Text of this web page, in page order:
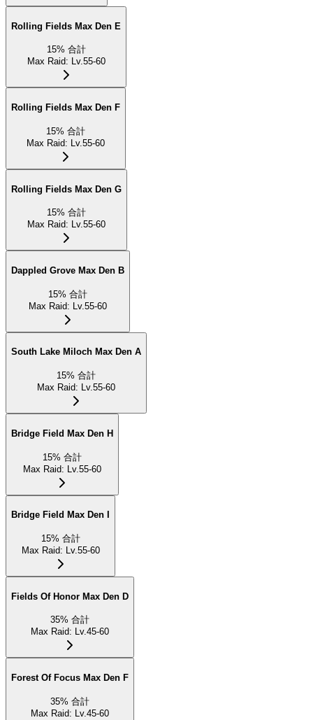
Rolling Fields Max Den E
15% 合計
Max Raid: Lv.55-60
Rolling Fields Max Den F
15% 合計
Max Raid: Lv.55-60
Rolling Fields Max Den G
15% 合計
Max Raid: Lv.55-60
Dappled Grove Max Den B
15% 合計
Max Raid: Lv.55-60
South Lake Miloch Max Den A
15% 合計
Max Raid: Lv.55-60
Bridge Field Max Den H
15% 合計
Max Raid: Lv.55-60
Bridge Field Max Den I
15% 合計
Max Raid: Lv.55-60
Fields Of Honor Max Den D
35% 合計
Max Raid: Lv.45-60
Forest Of Focus Max Den F
35% 合計
Max Raid: Lv.45-60